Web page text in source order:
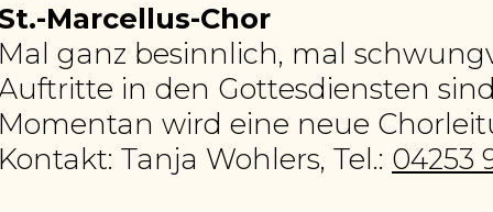
Marcellus-Chor
ganz besinnlich, mal
in den Gottesdiensten
wird eine neue
Tanja Wohlers, Tel.: 04253